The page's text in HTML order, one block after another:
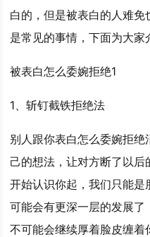
白的，但是被表白的人难
是常见的事情，下面为大家
被表白怎么委婉拒绝1
1、斩钉截铁拒绝法
别人跟你表白怎么委婉拒绝
己的想法，让对方断了以
开始认识你起，我们只能
可能会有更深一层的发展
不可能会继续厚着脸皮缠着